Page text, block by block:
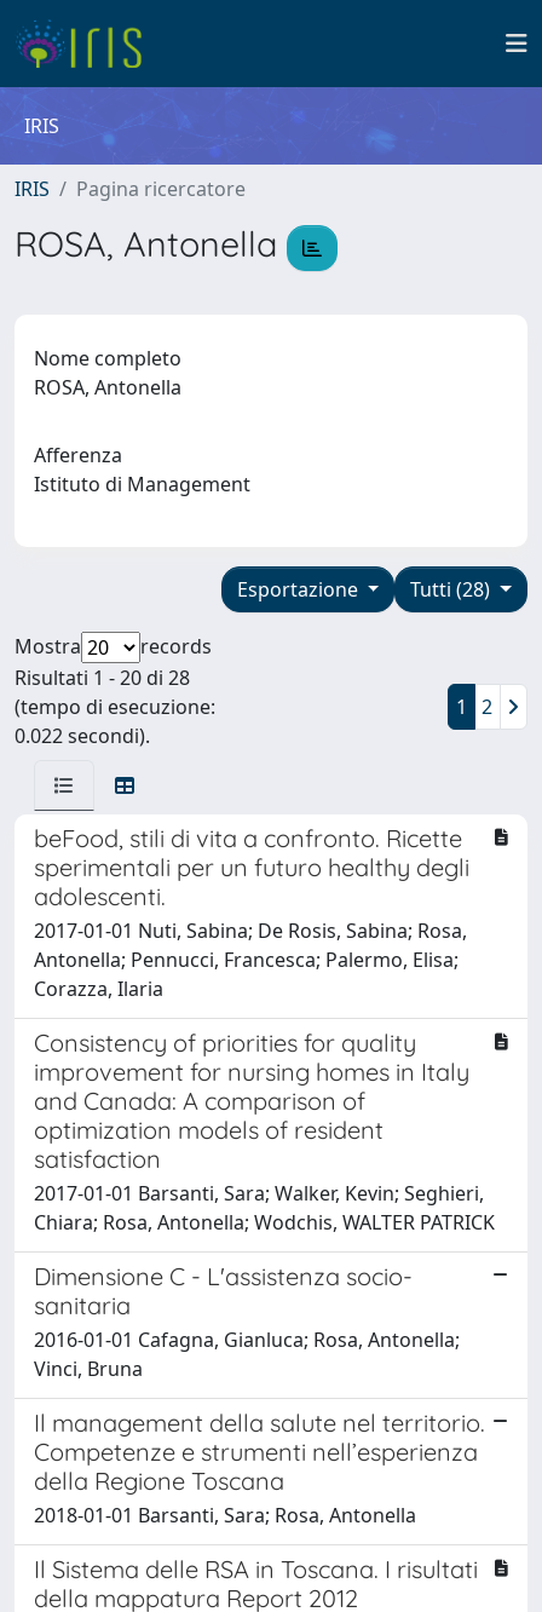
IRIS
IRIS Pagina ricercatore
ROSA, Antonella
Nome completo
ROSA, Antonella
Afferenza
Istituto di Management
Tutti (28)
Esportazione
Mostra
records
Risultati 1 - 20 di 28
(tempo di esecuzione:
0.022 secondi).
1 2
beFood, stili di vita a confronto. Ricette
sperimentali per un futuro healthy degli
adolescenti.
2017-01-01 Nuti, Sabina; De Rosis, Sabina; Rosa,
Antonella; Pennucci, Francesca; Palermo, Elisa;
Corazza, Ilaria
Consistency of priorities for quality
improvement for nursing homes in Italy
and Canada: A comparison of
optimization models of resident
satisfaction
2017-01-01 Barsanti, Sara; Walker, Kevin; Seghieri,
Chiara; Rosa, Antonella; Wodchis, WALTER PATRICK
Dimensione C - L'assistenza socio-
sanitaria
2016-01-01 Cafagna, Gianluca; Rosa, Antonella;
Vinci, Bruna
Il management della salute nel territorio.
Competenze e strumenti nell’esperienza
della Regione Toscana
2018-01-01 Barsanti, Sara; Rosa, Antonella
Il Sistema delle RSA in Toscana. I risultati
della mappatura Report 2012